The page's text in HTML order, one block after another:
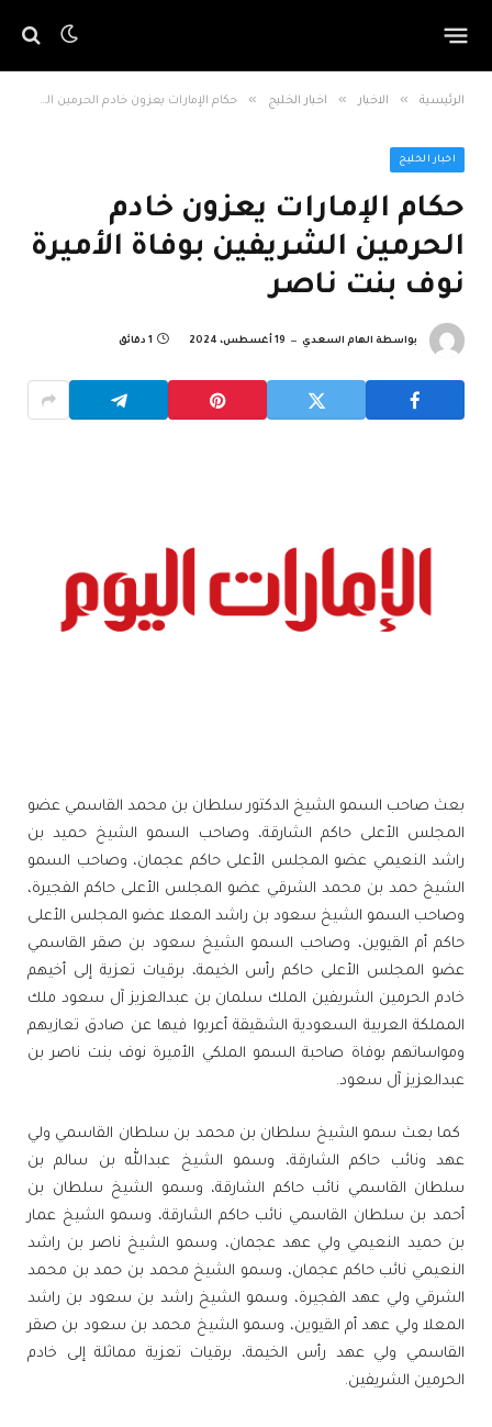
الرئيسية » الاخبار » اخبار الخليج » حكام الإمارات يعزون خادم الحرمين الشريفين بوفاة الأميرة نوف بنت ناصر
اخبار الخليج
حكام الإمارات يعزون خادم
الحرمين الشريفين بوفاة الأميرة
نوف بنت ناصر
بواسطة الهام السعدي 19 أغسطس، 2024 1 دقائق
بعث صاحب السمو الشيخ الدكتور سلطان بن محمد القاسمي عضو
المجلس الأعلى حاكم الشارقة، وصاحب السمو الشيخ حميد بن
راشد النعيمي عضو المجلس الأعلى حاكم عجمان، وصاحب السمو
الشيخ حمد بن محمد الشرقي عضو المجلس الأعلى حاكم الفجيرة،
وصاحب السمو الشيخ سعود بن راشد المعلا عضو المجلس الأعلى
حاكم أم القيوين، وصاحب السمو الشيخ سعود بن صقر القاسمي
عضو المجلس الأعلى حاكم رأس الخيمة، برقيات تعزية إلى أخيهم
خادم الحرمين الشريفين الملك سلمان بن عبدالعزيز آل سعود ملك
المملكة العربية السعودية الشقيقة أعربوا فيها عن صادق تعازيهم
ومواساتهم بوفاة صاحبة السمو الملكي الأميرة نوف بنت ناصر بن
عبدالعزيز آل سعود.
كما بعث سمو الشيخ سلطان بن محمد بن سلطان القاسمي ولي
عهد ونائب حاكم الشارقة، وسمو الشيخ عبدالله بن سالم بن
سلطان القاسمي نائب حاكم الشارقة، وسمو الشيخ سلطان بن
أحمد بن سلطان القاسمي نائب حاكم الشارقة، وسمو الشيخ عمار
بن حميد النعيمي ولي عهد عجمان، وسمو الشيخ ناصر بن راشد
النعيمي نائب حاكم عجمان، وسمو الشيخ محمد بن حمد بن محمد
الشرقي ولي عهد الفجيرة، وسمو الشيخ راشد بن سعود بن راشد
المعلا ولي عهد أم القيوين، وسمو الشيخ محمد بن سعود بن صقر
القاسمي ولي عهد رأس الخيمة، برقيات تعزية مماثلة إلى خادم
الحرمين الشريفين.